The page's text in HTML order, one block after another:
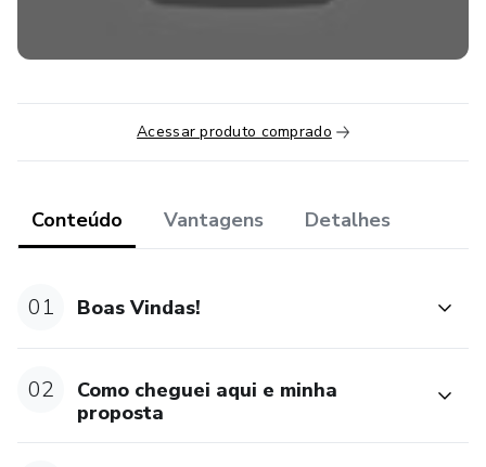
Acessar produto comprado
Conteúdo Vantagens Detalhes
01 Boas Vindas!
02
Como cheguei aqui e minha
proposta